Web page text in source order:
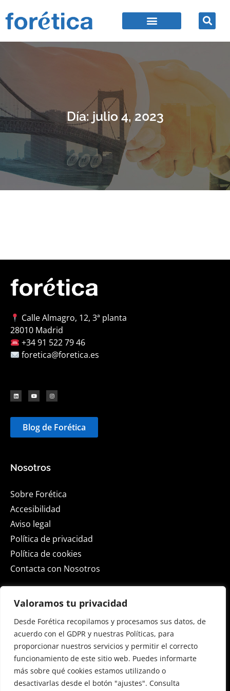
Valoramos tu privacidad
Desde Forética recopilamos y procesamos sus datos, de
acuerdo con el GDPR y nuestras Políticas, para
proporcionar nuestros servicios y permitir el correcto
funcionamiento de este sitio web. Puedes informarte
más sobre qué cookies estamos utilizando o
desactivarlas desde el botón "ajustes". Consulta
Día: julio 4, 2023
Calle Almagro, 12, 3ª planta
28010 Madrid
+34 91 522 79 46
foretica@foretica.es
Blog de Forética
Nosotros
Sobre Forética
Accesibilidad
Aviso legal
Política de privacidad
Política de cookies
Contacta con Nosotros
Actualidad
ESG Spain 2026
Sala de Prensa
Blog
Eventos